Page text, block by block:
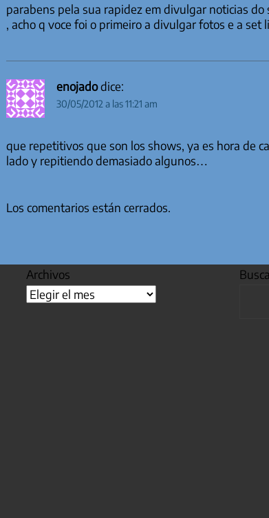
parabens pela sua rapidez em divulgar noticias
, acho q voce foi o primeiro a divulgar fotos e a set
enojado dice:
30/05/2012 a las 11:21 am
que repetitivos que son los shows, ya es hora de
lado y repitiendo demasiado algunos…
Los comentarios están cerrados.
Archivos